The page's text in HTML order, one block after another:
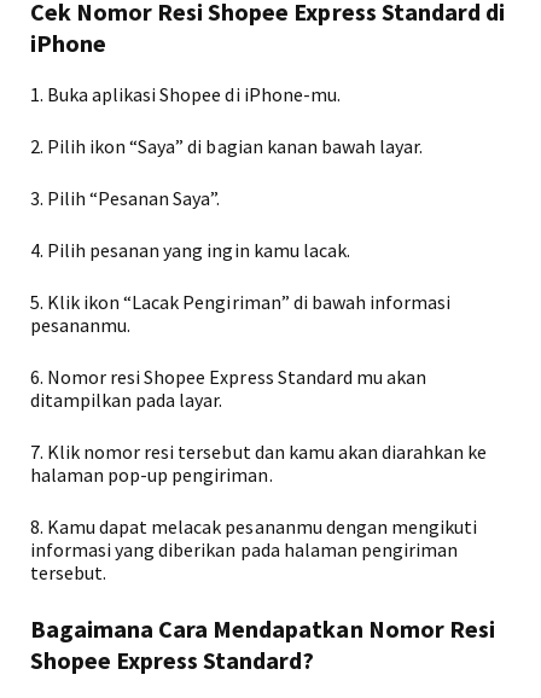
Cek Nomor Resi Shopee Express Standard di
iPhone
1. Buka aplikasi Shopee di iPhone-mu.
2. Pilih ikon “Saya” di bagian kanan bawah layar.
3. Pilih “Pesanan Saya”.
4. Pilih pesanan yang ingin kamu lacak.
5. Klik ikon “Lacak Pengiriman” di bawah informasi
pesananmu.
6. Nomor resi Shopee Express Standard mu akan
ditampilkan pada layar.
7. Klik nomor resi tersebut dan kamu akan diarahkan ke
halaman pop-up pengiriman.
8. Kamu dapat melacak pesananmu dengan mengikuti
informasi yang diberikan pada halaman pengiriman
tersebut.
Bagaimana Cara Mendapatkan Nomor Resi
Shopee Express Standard?